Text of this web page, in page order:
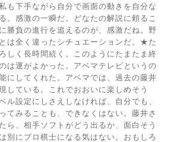
も下手ながら自分で画面の動きを自分な
。感激の一瞬だ。どなたの解説に頼るこ
勝負の進行を追えるのが、感激だね。野
は全く違ったシチュエーションだ。★た
しく長時間続く。このようにたまたま終
は運がよかった。アベマテレビというの
にしてくれた。アベマでは、過去の藤井
している。これでおおいに楽しめそう
ル設定にしさえしなければ、自分でも、
てみることも、できなくはない。藤井さ
ら、相手ソフトがどう出るか、面白そう
別にプロ棋士になる気はない。おもしろ